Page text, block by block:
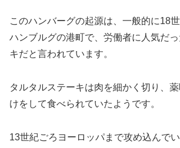
このハンバーグの起源は、一般的に18
ハンブルグの港町で、労働者に人気だ
キだと言われています。
タルタルステーキは肉を細かく切り、
けをして食べられていたようです。
13世紀ごろヨーロッパまで攻め込んで